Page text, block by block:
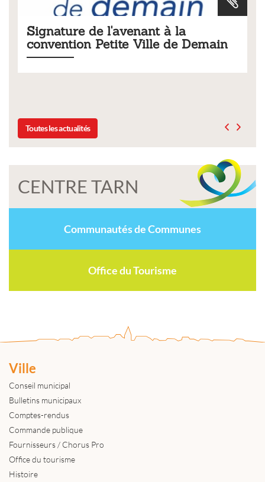
à la
de Demain
Tarifs 2026 des
municipaux
Toutes les actualités
CENTRE TARN
Communautés de Communes
Office du Tourisme
Ville
Conseil municipal
Bulletins municipaux
Comptes-rendus
Commande publique
Fournisseurs / Chorus Pro
Office du tourisme
Histoire